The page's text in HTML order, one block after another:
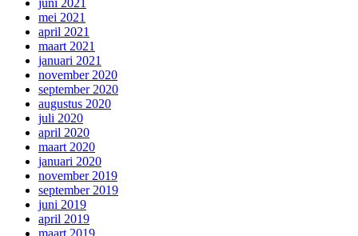
juni 2021
mei 2021
april 2021
maart 2021
januari 2021
november 2020
september 2020
augustus 2020
juli 2020
april 2020
maart 2020
januari 2020
november 2019
september 2019
juni 2019
april 2019